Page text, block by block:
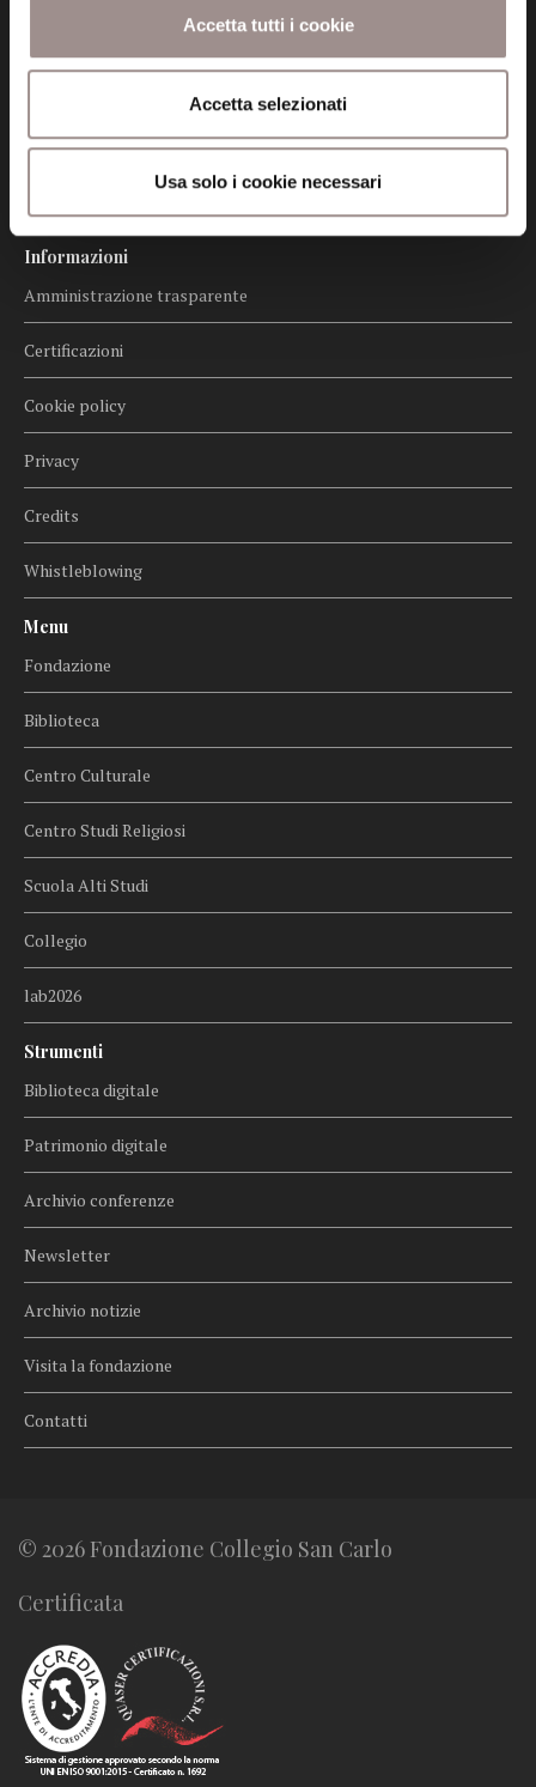
Accetta tutti i cookie
Accetta selezionati
Usa solo i cookie necessari
fondazionecollegiosancarlo@legalmail.it
Seguici
Informazioni
Amministrazione trasparente
Certificazioni
Cookie policy
Privacy
Credits
Whistleblowing
Menu
Fondazione
Biblioteca
Centro Culturale
Centro Studi Religiosi
Scuola Alti Studi
Collegio
lab2026
Strumenti
Biblioteca digitale
Patrimonio digitale
Archivio conferenze
Newsletter
Archivio notizie
Visita la fondazione
Contatti
© 2026 Fondazione Collegio San Carlo
Certificata